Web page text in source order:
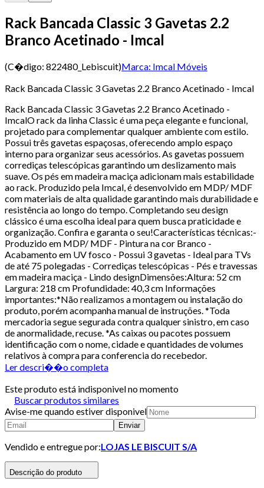
Rack Bancada Classic 3 Gavetas 2.2
Branco Acetinado - Imcal
(C�digo: 822480_Lebiscuit)Marca: Imcal Móveis
Rack Bancada Classic 3 Gavetas 2.2 Branco Acetinado - Imcal
Rack Bancada Classic 3 Gavetas 2.2 Branco Acetinado -
ImcalO rack da linha Classic é uma peça elegante e funcional,
projetado para complementar qualquer ambiente com estilo.
Possui três gavetas espaçosas, oferecendo amplo espaço
interno para organizar seus acessórios. As gavetas possuem
corrediças telescópicas garantindo um deslizamento mais
suave. Os pés em madeira maciça adicionam mais estabilidade
ao rack. Produzido pela Imcal, é desenvolvido em MDP/ MDF
com materiais de alta qualidade garantindo mais durabilidade e
resistência ao longo do tempo. Completando seu design
clássico é uma escolha ideal para quem busca praticidade e
organização. Confira e garanta o seu!Características técnicas:-
Produzido em MDP/ MDF - Pintura na cor Branco -
Acabamento em UV fosco - Possui 3 gavetas - Ideal para TVs
de até 75 polegadas - Corrediças telescópicas - Pés e travessas
em madeira maciça - Lindo designDimensões:Altura: 52 cm
Largura: 218 cm Profundidade: 40,3 cm Informações
importantes:*Não realizamos a montagem ou instalação do
produto, porém acompanha manual de instruções. *Toda
mercadoria segue segurada contra qualquer sinistro, em caso
de anormalidade, recuse. *As caixas ou pacotes possuem
identificação com o nome, cidade e quantidades de volumes
relativos à compra para conferencia do recebedor.
Ler descri��o completa
Este produto está indisponivel no momento
Buscar produtos similares
Avise-me quando estiver disponivel
Enviar
Vendido e entregue por:LOJAS LE BISCUIT S/A
Descrição do produto